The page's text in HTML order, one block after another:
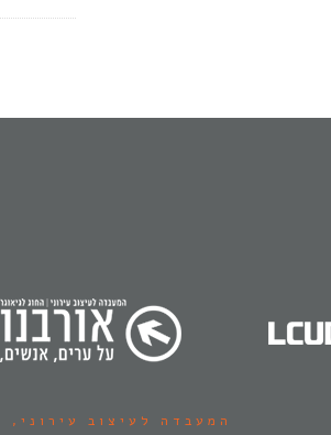
המעבדה לעיצוב עירוני,